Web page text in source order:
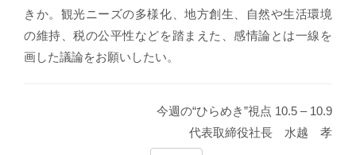
きか。観光ニーズの多様化、地方創生、自然や生活環境
の維持、税の公平性などを踏まえた、感情論とは一線を
画した議論をお願いしたい。
今週の“ひらめき”視点 10.5 – 10.9
代表取締役社長 水越 孝